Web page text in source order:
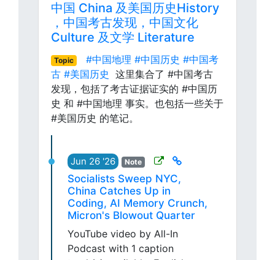
中国 China 及美国历史History
，中国考古发现，中国文化
Culture 及文学 Literature
Topic #中国地理 #中国历史 #中国考
古 #美国历史 这里集合了 #中国考古
发现，包括了考古证据证实的 #中国历
史 和 #中国地理 事实。也包括一些关于
#美国历史 的笔记。
Jun 26 '26 Note
Socialists Sweep NYC,
China Catches Up in
Coding, AI Memory Crunch,
Micron's Blowout Quarter
YouTube video by All-In
Podcast with 1 caption